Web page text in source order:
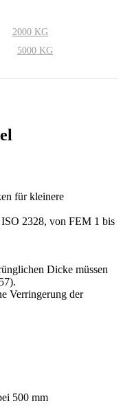
2000 KG
5000 KG
für kleinere
2328, von FEM 1 bis
Dicke müssen
Verringerung der
500 mm